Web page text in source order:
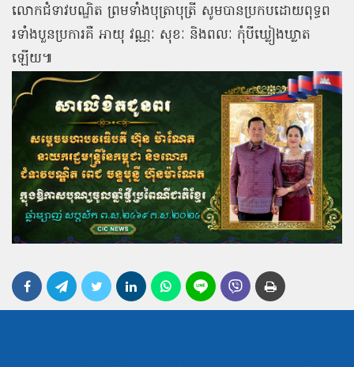
លោកជំទាវបណ្ឌិត ព្រមទាំងបុត្រាបុត្រី សូមបានប្រកបដោយពុទ្ធព
រទាំងបួនប្រការគឺ អាយុ វណ្ណៈ សុខៈ និងពលៈ កុំបីឃ្លៀងឃ្លាត
ឡើយ៕